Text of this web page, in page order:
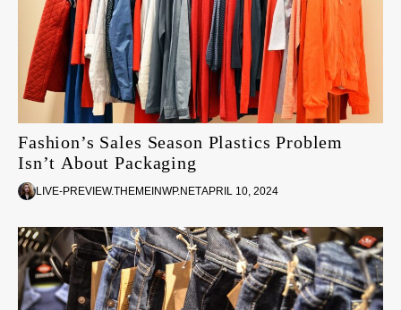
Fashion’s Sales Season Plastics Problem
Isn’t About Packaging
LIVE-PREVIEW.THEMEINWP.NETAPRIL 10, 2024